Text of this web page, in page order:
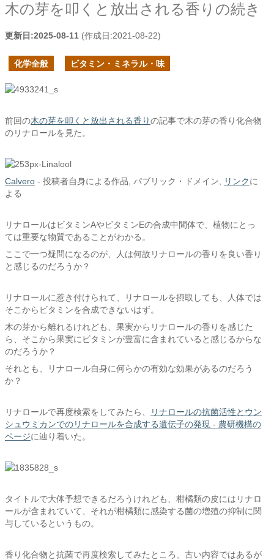
木の芽を叩くと放出される香りの続き
更新日:2025-08-11 (作成日:2021-08-22)
化学全般 ビタミン・ミネラル・味
前回の木の芽を叩くと放出される香りの記事で木の芽の香り化合物
のリナロールを見た。
Calvero - 投稿者自身による作品 , パブリック・ドメイン, リンクに
よる
リナロールはビタミンAやビタミンEの合成中間体で、植物にとっ
ては重要な物質であることがわかる。
ここで一つ疑問になるのが、人は何故リナロールの香りを良い香り
と感じるのだろうか？
リナロールに惹き付けられて、リナロールを摂取しても、人体では
そこからビタミンを合成できないはず。
木の芽から離れるけれども、果実からリナロールの香りを感じた
ら、そこから果実にビタミンが豊富に含まれていると感じるからな
のだろうか？
それとも、リナロール自身に何らかの有効な効果があるのだろう
か？
リナロールで再度検索をしてみたら、
リナロールの抗菌活性とウン
シュウミカンでのリナロールを合成する遺伝子の発現 - 農研機構の
ページに辿り着いた。
タイトルで大体予想できるだろうけれども、柑橘類の皮にはリナロ
ールが含まれていて、それが柑橘類に感染する菌の増殖の抑制に関
与しているというもの。
香り化合物と抗菌で再度検索してみたところ、古い内容ではあるが